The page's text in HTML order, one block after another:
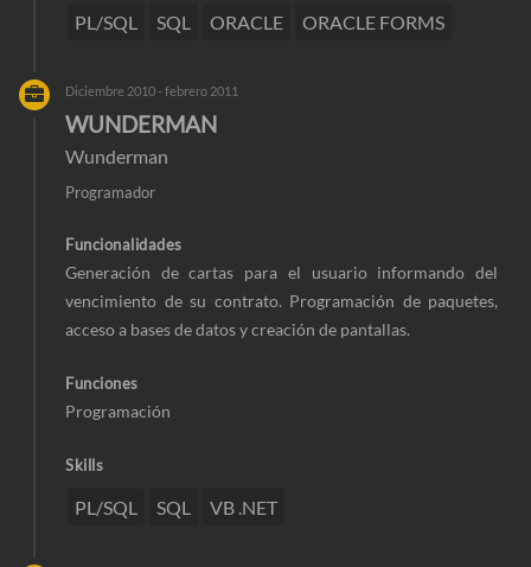
PL/SQL SQL ORACLE ORACLE FORMS
Diciembre 2010 - febrero 2011
WUNDERMAN
Wunderman
Programador
Funcionalidades
Generación de cartas para el usuario informando del
vencimiento de su contrato. Programación de paquetes,
acceso a bases de datos y creación de pantallas.
Funciones
Programación
Skills
PL/SQL SQL VB .NET